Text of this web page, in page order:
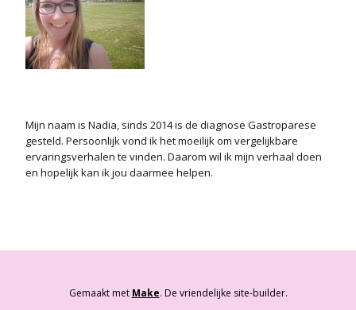
Mijn naam is Nadia, sinds 2014 is de diagnose Gastroparese
gesteld. Persoonlijk vond ik het moeilijk om vergelijkbare
ervaringsverhalen te vinden. Daarom wil ik mijn verhaal doen
en hopelijk kan ik jou daarmee helpen.
Gemaakt met Make. De vriendelijke site-builder.